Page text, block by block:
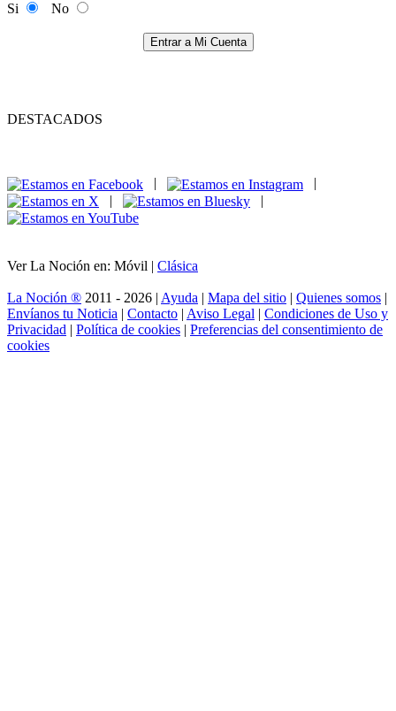
Si
No
Entrar a Mi Cuenta
DESTACADOS
|
|
Ver La Noción en: Móvil | Clásica
La Noción ® 2011 - 2026 | Ayuda | Mapa del sitio | Quienes somos |
Envíanos tu Noticia | Contacto | Aviso Legal | Condiciones de Uso y
Privacidad | Política de cookies | Preferencias del consentimiento de
cookies